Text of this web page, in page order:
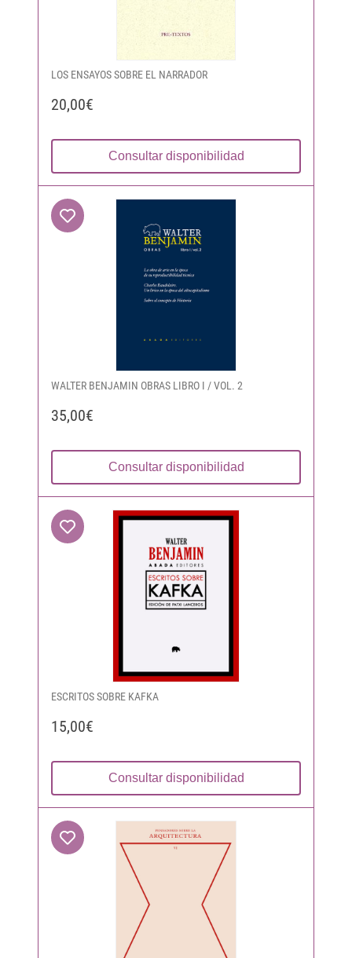
LOS ENSAYOS SOBRE EL NARRADOR
20,00€
Consultar disponibilidad
WALTER BENJAMIN OBRAS LIBRO I / VOL. 2
35,00€
Consultar disponibilidad
ESCRITOS SOBRE KAFKA
15,00€
Consultar disponibilidad